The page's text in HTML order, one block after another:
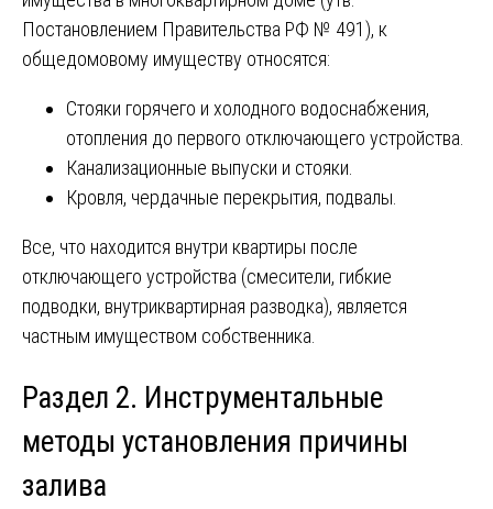
Постановлением Правительства РФ № 491), к
общедомовому имуществу относятся:
Стояки горячего и холодного водоснабжения,
отопления до первого отключающего устройства.
Канализационные выпуски и стояки.
Кровля, чердачные перекрытия, подвалы.
Все, что находится внутри квартиры после
отключающего устройства (смесители, гибкие
подводки, внутриквартирная разводка), является
частным имуществом собственника.
Раздел 2. Инструментальные
методы установления причины
залива